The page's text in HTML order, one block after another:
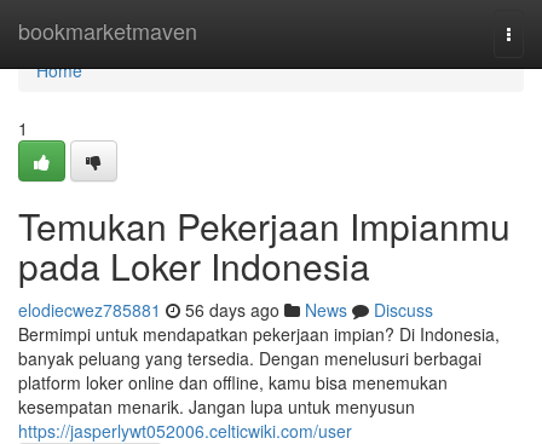
bookmarketmaven
Home
Home
1
Temukan Pekerjaan Impianmu
pada Loker Indonesia
elodiecwez785881 56 days ago News
Discuss
Bermimpi untuk mendapatkan pekerjaan impian? Di Indonesia,
banyak peluang yang tersedia. Dengan menelusuri berbagai
platform loker online dan offline, kamu bisa menemukan
kesempatan menarik. Jangan lupa untuk menyusun
https://jasperlywt052006.celticwiki.com/user